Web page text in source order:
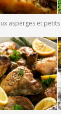
asperges et